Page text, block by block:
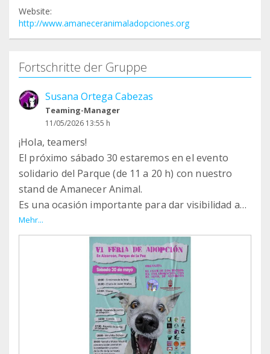
Website:
http://www.amaneceranimaladopciones.org
Fortschritte der Gruppe
Susana Ortega Cabezas
Teaming-Manager
11/05/2026 13:55 h
¡Hola, teamers!
El próximo sábado 30 estaremos en el evento
solidario del Parque (de 11 a 20 h) con nuestro
stand de Amanecer Animal.
Es una ocasión importante para dar visibilidad a
nuestro trabajo, explicar lo que hacemos y vender
nuestros productos artesanos, como los
comederos en altura de madera y otros artículos
solidarios que nos ayudan a seguir rescatando y
cuidando animales.
Durante la jornada habrá un montón de
Mehr...